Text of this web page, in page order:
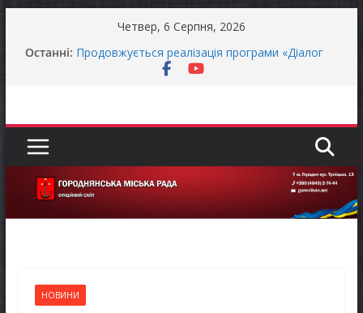
Четвер, 6 Серпня, 2026
Останні: Продовжується реалізація програми «Діалог
влади та бізнесу»
Відбулась 45-та сесія Городнянської міської
ради восьмого скликання
Оголошення про прийом документів для
присудження Премії Кабінету Міністрів України
за вагомий внесок у забезпечення
НОВИНИ